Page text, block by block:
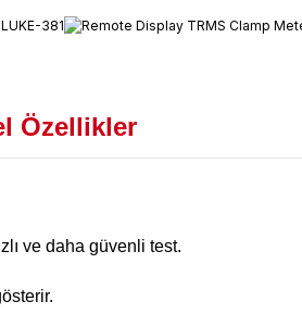
Özellikler
ve daha güvenli test.